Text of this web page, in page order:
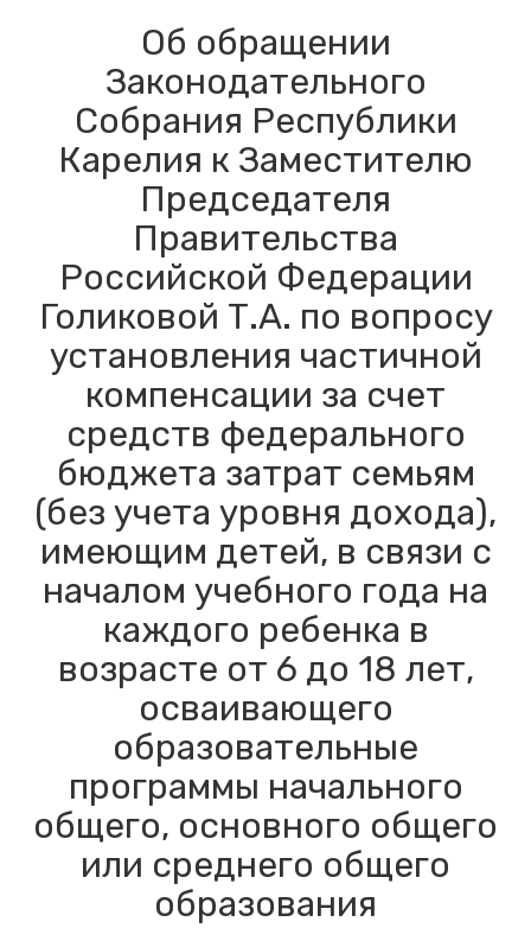
Об обращении
Законодательного
Собрания Республики
Карелия к Заместителю
Председателя
Правительства
Российской Федерации
Голиковой Т.А. по вопросу
установления частичной
компенсации за счет
средств федерального
бюджета затрат семьям
(без учета уровня дохода),
имеющим детей, в связи с
началом учебного года на
каждого ребенка в
возрасте от 6 до 18 лет,
осваивающего
образовательные
программы начального
общего, основного общего
или среднего общего
образования